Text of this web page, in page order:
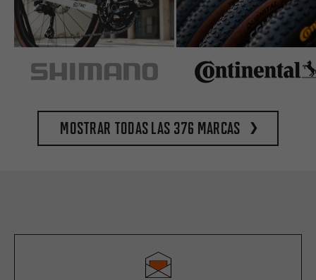
Mostrar todas las 376 marcas